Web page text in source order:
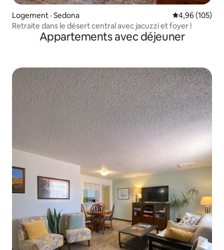
Logement · Sedona Note
4,96 (105)
Retraite dans le désert central avec jacuzzi et foyer !
Appartements avec déjeuner